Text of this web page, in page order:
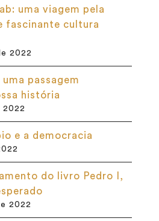
uma viagem pela
fascinante cultura
2022
passagem
história
2022
e a democracia
do livro Pedro I,
2022